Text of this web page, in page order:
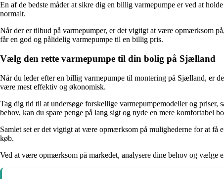
En af de bedste måder at sikre dig en billig varmepumpe er ved at
normalt.
Når der er tilbud på varmepumper, er det vigtigt at være opmærksom
får en god og pålidelig varmepumpe til en billig pris.
Vælg den rette varmepumpe til din bolig på Sjælland
Når du leder efter en billig varmepumpe til montering på Sjælland, er
være mest effektiv og økonomisk.
Tag dig tid til at undersøge forskellige varmepumpemodeller og
behov, kan du spare penge på lang sigt og nyde en mere komfortabel
Samlet set er det vigtigt at være opmærksom på mulighederne for at
køb.
Ved at være opmærksom på markedet, analysere dine behov og